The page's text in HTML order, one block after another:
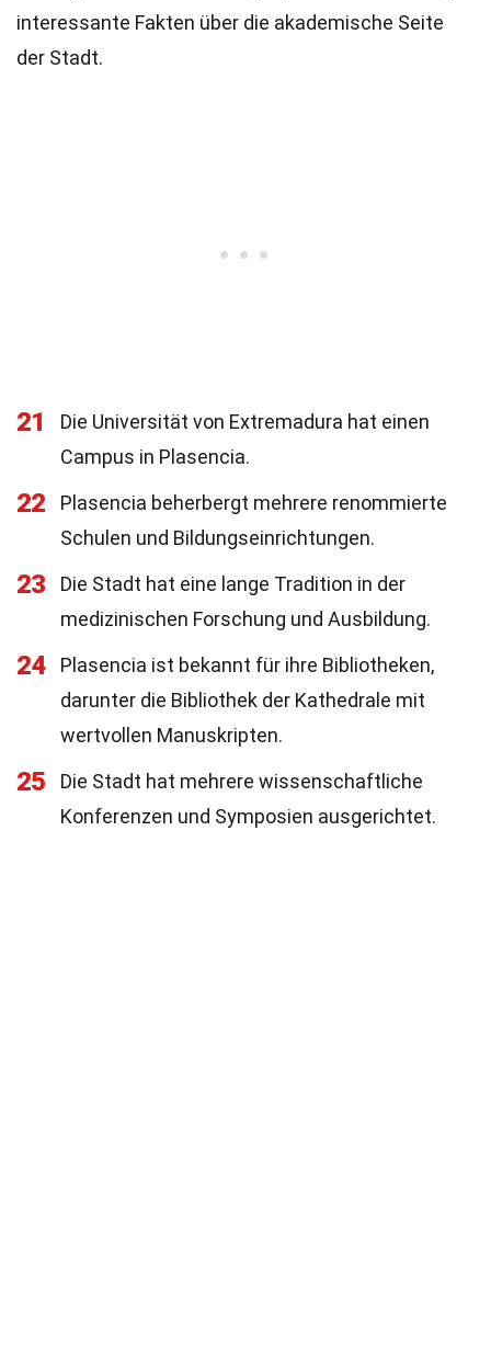
interessante Fakten über die akademische Seite
der Stadt.
21
Die Universität von Extremadura hat einen
Campus in Plasencia.
22
Plasencia beherbergt mehrere renommierte
Schulen und Bildungseinrichtungen.
23
Die Stadt hat eine lange Tradition in der
medizinischen Forschung und Ausbildung.
24
Plasencia ist bekannt für ihre Bibliotheken,
darunter die Bibliothek der Kathedrale mit
wertvollen Manuskripten.
25
Die Stadt hat mehrere wissenschaftliche
Konferenzen und Symposien ausgerichtet.